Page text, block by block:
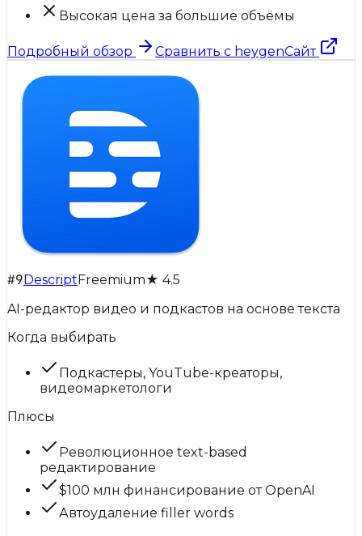
Высокая цена за большие объёмы
Подробный обзор Сравнить с heygenСайт
#9 Descript Freemium★ 4.5
AI-редактор видео и подкастов на основе текста
Когда выбирать
Подкастеры, YouTube-креаторы,
видеомаркетологи
Плюсы
Революционное text-based
редактирование
$100 млн финансирование от OpenAI
Автоудаление filler words